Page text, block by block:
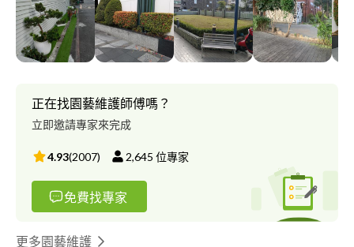
正在找園藝維護師傅嗎？
立即邀請專家來完成
4.93(2007) 2,645 位專家
免費找專家
更多園藝維護